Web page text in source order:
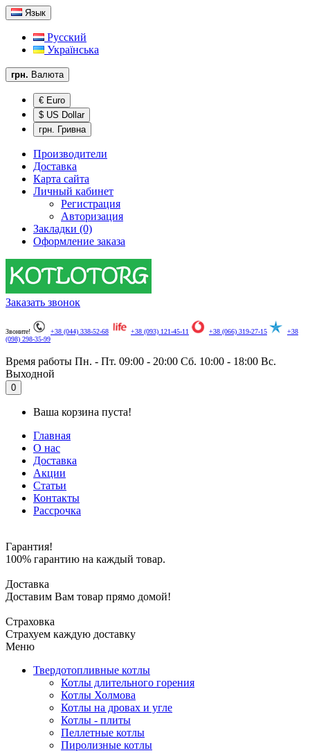
Язык
Русский
Українська
грн. Валюта
€ Euro
$ US Dollar
грн. Гривна
Производители
Доставка
Карта сайта
Личный кабинет
Регистрация
Авторизация
Закладки (0)
Оформление заказа
Заказать звонок
Звоните! +38 (044) 338-52-68 +38 (093) 121-45-11 +38 (066) 319-27-15
+38
(098) 298-35-99
Время работы Пн. - Пт. 09:00 - 20:00 Сб. 10:00 - 18:00 Вс.
Выходной
0
Ваша корзина пуста!
Главная
О нас
Доставка
Акции
Статьи
Контакты
Рассрочка
Гарантия!
100% гарантию на каждый товар.
Доставка
Доставим Вам товар прямо домой!
Страховка
Страхуем каждую доставку
Меню
Твердотопливные котлы
Котлы длительного горения
Котлы Холмова
Котлы на дровах и угле
Котлы - плиты
Пеллетные котлы
Пиролизные котлы